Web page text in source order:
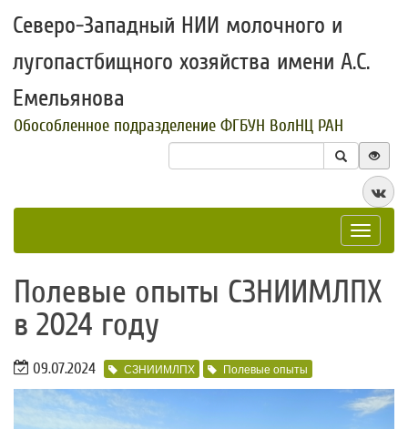
Северо-Западный НИИ молочного и
лугопастбищного хозяйства имени А.С.
Емельянова
Обособленное подразделение ФГБУН ВолНЦ РАН
Toggle
​Полевые опыты СЗНИИМЛПХ
в 2024 году
09.07.2024 СЗНИИМЛПХ Полевые опыты